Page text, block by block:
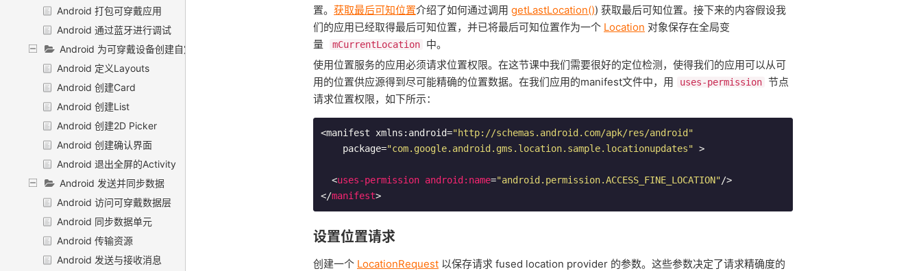
Android 打包可穿戴应用
Android 通过蓝牙进行调试
Android 为可穿戴设备创建自定义UI
Android 定义Layouts
Android 创建Card
Android 创建List
Android 创建2D Picker
Android 创建确认界面
Android 退出全屏的Activity
Android 发送并同步数据
Android 访问可穿戴数据层
Android 同步数据单元
Android 传输资源
Android 发送与接收消息
置。 获取最后可知位置介绍了如何通过调用 getLastLocation()) 获取最后可知位置。接下来的内容假设我
们的应用已经取得最后可知位置，并已将最后可知位置作为一个 Location 对象保存在全局变
量
mCurrentLocation
中。
使用位置服务的应用必须请求位置权限。在这节课中我们需要很好的定位检测，使得我们的应用可以从可
用的位置供应源得到尽可能精确的位置数据。在我们应用的manifest文件中，用
uses-permission 节点
请求位置权限，如下所示：
<manifest xmlns:android="http://schemas.android.com/apk/res/android"
    package=
"com.google.android.gms.location.sample.locationupdates" >
<uses-permission android:name="android.permission.ACCESS_FINE_LOCATION"/>
</manifest>
设置位置请求
创建一个 LocationRequest 以保存请求 fused location provider 的参数。这些参数决定了请求精确度的